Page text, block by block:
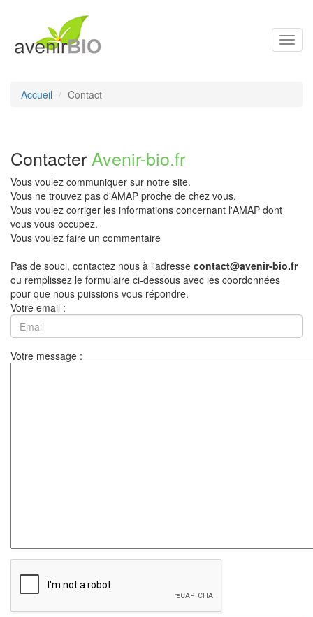
Accueil Contact
Contacter Avenir-bio.fr
Vous voulez communiquer sur notre site.
Vous ne trouvez pas d'AMAP proche de chez vous.
Vous voulez corriger les informations concernant l'AMAP dont
vous vous occupez.
Vous voulez faire un commentaire
Pas de souci, contactez nous à l'adresse contact@avenir-bio.fr
ou remplissez le formulaire ci-dessous avec les coordonnées
pour que nous puissions vous répondre.
Votre email :
Votre message :